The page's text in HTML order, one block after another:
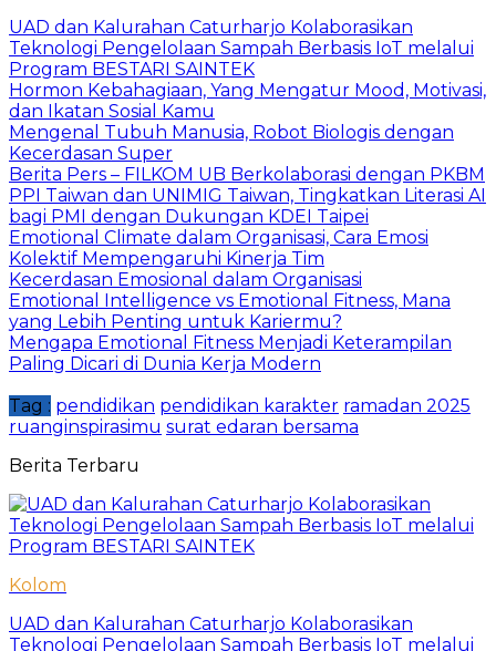
UAD dan Kalurahan Caturharjo Kolaborasikan
Teknologi Pengelolaan Sampah Berbasis IoT melalui
Program BESTARI SAINTEK
Hormon Kebahagiaan, Yang Mengatur Mood, Motivasi,
dan Ikatan Sosial Kamu
Mengenal Tubuh Manusia, Robot Biologis dengan
Kecerdasan Super
Berita Pers – FILKOM UB Berkolaborasi dengan PKBM
PPI Taiwan dan UNIMIG Taiwan, Tingkatkan Literasi AI
bagi PMI dengan Dukungan KDEI Taipei
Emotional Climate dalam Organisasi, Cara Emosi
Kolektif Mempengaruhi Kinerja Tim
Kecerdasan Emosional dalam Organisasi
Emotional Intelligence vs Emotional Fitness, Mana
yang Lebih Penting untuk Kariermu?
Mengapa Emotional Fitness Menjadi Keterampilan
Paling Dicari di Dunia Kerja Modern
Tag : pendidikan pendidikan karakter ramadan 2025
ruanginspirasimu surat edaran bersama
Berita Terbaru
Kolom
UAD dan Kalurahan Caturharjo Kolaborasikan
Teknologi Pengelolaan Sampah Berbasis IoT melalui